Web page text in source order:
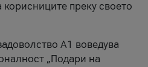
преку своето
А1 воведува
„Подари на